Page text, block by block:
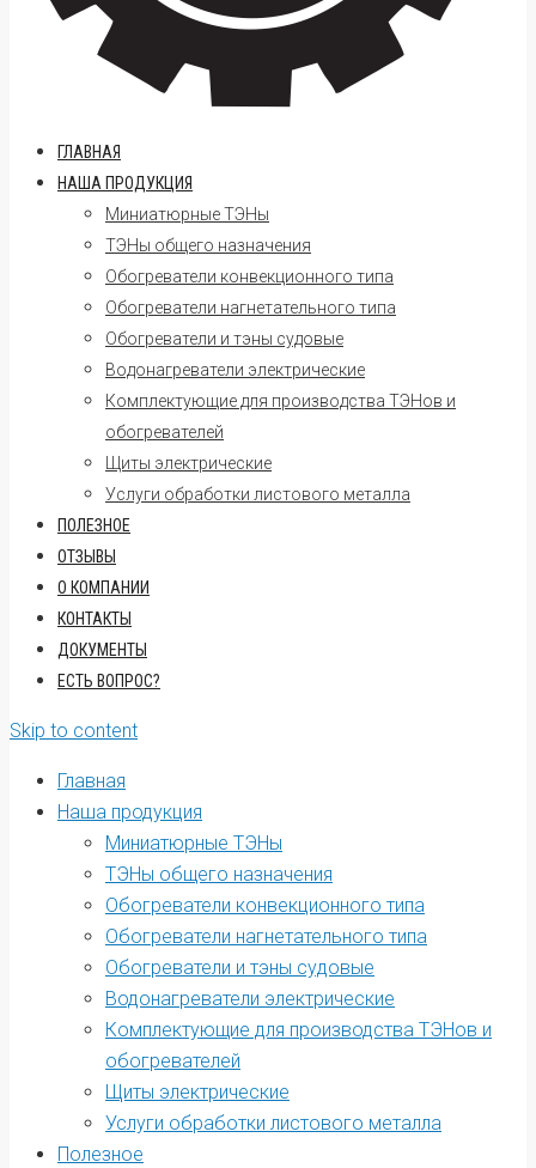
ГЛАВНАЯ
НАША ПРОДУКЦИЯ
Миниатюрные ТЭНы
ТЭНы общего назначения
Обогреватели конвекционного типа
Обогреватели нагнетательного типа
Обогреватели и тэны судовые
Водонагреватели электрические
Комплектующие для производства ТЭНов и
обогревателей
Щиты электрические
Услуги обработки листового металла
ПОЛЕЗНОЕ
ОТЗЫВЫ
О КОМПАНИИ
КОНТАКТЫ
ДОКУМЕНТЫ
ЕСТЬ ВОПРОС?
Skip to content
Главная
Наша продукция
Миниатюрные ТЭНы
ТЭНы общего назначения
Обогреватели конвекционного типа
Обогреватели нагнетательного типа
Обогреватели и тэны судовые
Водонагреватели электрические
Комплектующие для производства ТЭНов и
обогревателей
Щиты электрические
Услуги обработки листового металла
Полезное